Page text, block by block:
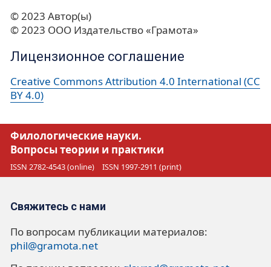
© 2023 Автор(ы)
© 2023 ООО Издательство «Грамота»
Лицензионное соглашение
Creative Commons Attribution 4.0 International (CC
BY 4.0)
Филологические науки.
Вопросы теории и практики
ISSN 2782-4543 (online) ISSN 1997-2911 (print)
Свяжитесь с нами
По вопросам публикации материалов:
phil@gramota.net